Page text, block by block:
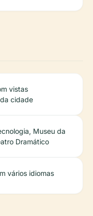
vistas
cidade
Museu da
Dramático
vários idiomas